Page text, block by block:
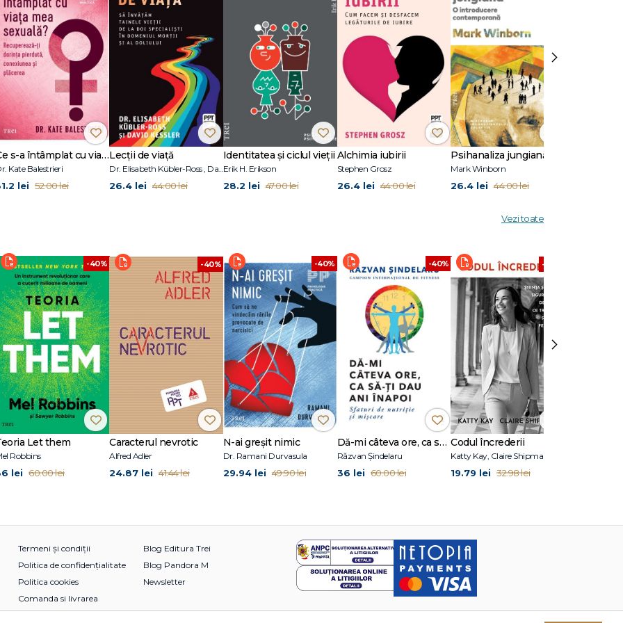
Ce s-a întâmplat cu viața mea sexuală?
Kate Balestrieri
lei 52.00 lei
Lecții de viață
Dr. Elisabeth Kübler-Ross , David Kessler
26.4 lei 44.00 lei
Identitatea și ciclul vieții
Erik H. Erikson
28.2 lei 47.00 lei
Alchimia iubirii
Stephen Grosz
26.4 lei 44.00 lei
Psihanaliza jungiană
Mark Winborn
26.4 lei 44.00 lei
›
Vezi toate
-40%
Let them
Robbins
lei 60.00 lei
-40%
Caracterul nevrotic
Alfred Adler
24.87 lei 41.44 lei
-40%
N-ai greșit nimic
Dr. Ramani Durvasula
29.94 lei 49.90 lei
-40%
Dă-mi câteva ore, ca să-ţi dau ani înapoi
Răzvan Șindelaru
36 lei 60.00 lei
-40%
Codul încrederii
Katty Kay, Claire Shipman
19.79 lei 32.98 lei
›
Termeni și condiții
Politica de confidențialitate
Politica cookies
Comanda si livrarea
Blog Editura Trei
Blog Pandora M
Newsletter